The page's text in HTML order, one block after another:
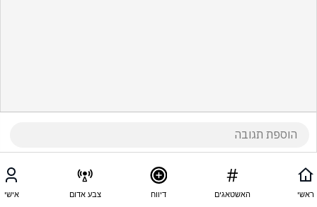
ראשי האשטאגים דיווח צבע אדום אישי